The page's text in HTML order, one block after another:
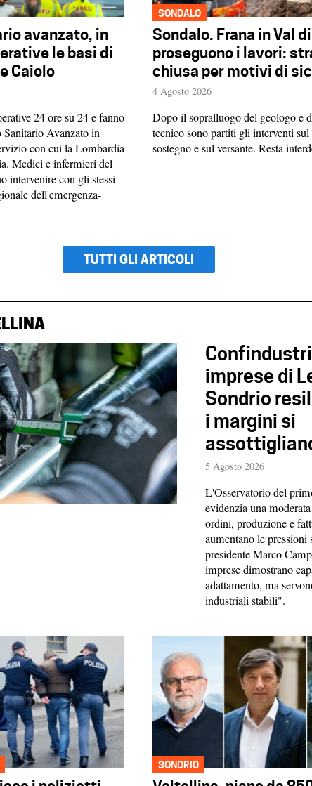
avanzato, in
le basi di
Caiolo
24 ore su 24 e fanno
Sanitario Avanzato in
con cui la Lombardia
Medici e infermieri del
intervenire con gli stessi
dell'emergenza-
SONDALO
Sondalo. Frana in Val
proseguono i lavori:
chiusa per motivi di
4 Agosto 2026
Dopo il sopralluogo del geologo e
tecnico sono partiti gli interventi
sostegno e sul versante. Resta
TUTTI GLI ARTICOLI
imprese di
Sondrio
i margini si
5 Agosto 2026
L'Osservatorio del
evidenzia una
ordini, produzione e
aumentano le pressioni
presidente Marco
imprese dimostrano
adattamento, ma
industriali stabili".
SONDRIO